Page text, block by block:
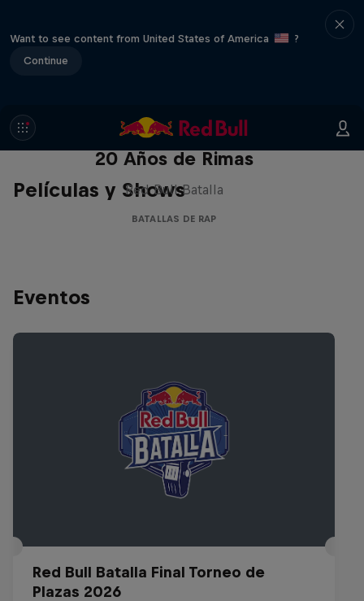
Want to see content from United States of America
?
Continue
Películas y Shows
Red Bull Batalla Nueva Historia:
20 Años de Rimas
Red Bull Batalla
BATALLAS DE RAP
Eventos
Red Bull Batalla Final Torneo de
Plazas 2026